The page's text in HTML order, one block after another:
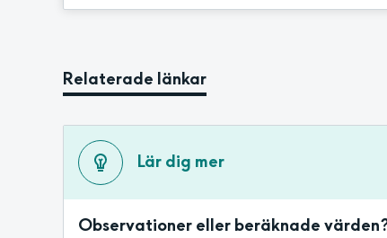
Relaterade länkar
Lär dig mer
Observationer eller beräknade